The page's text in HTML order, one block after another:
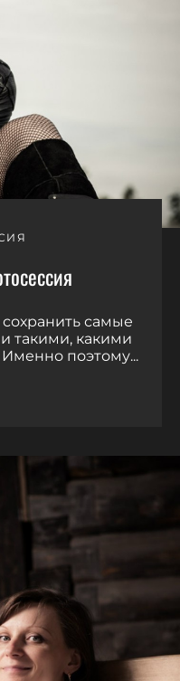
самые
такими, какими
поэтому...